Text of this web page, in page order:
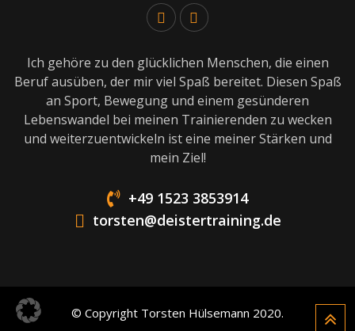
Ich gehöre zu den glücklichen Menschen, die einen
Beruf ausüben, der mir viel Spaß bereitet. Diesen Spaß
an Sport, Bewegung und einem gesünderen
Lebenswandel bei meinen Trainierenden zu wecken
und weiterzuentwickeln ist eine meiner Stärken und
mein Ziel!
+49 1523 3853914
torsten@deistertraining.de
© Copyright Torsten Hülsemann 2020.